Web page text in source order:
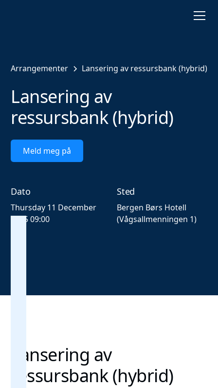
Arrangementer Lansering av ressursbank (hybrid)
Lansering av
ressursbank (hybrid)
Meld meg på
Dato
Thursday 11 December
2025 09:00
Sted
Bergen Børs Hotell
(Vågsallmenningen 1)
Lansering av
ressursbank (hybrid)